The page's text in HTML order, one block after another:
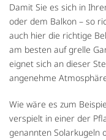
Damit Sie es sich in
oder dem Balkon – so
auch hier die richtige
am besten auf grelle
eignet sich an dieser
angenehme
Wie wäre es zum
verspielt in einer der
genannten Solarkugeln